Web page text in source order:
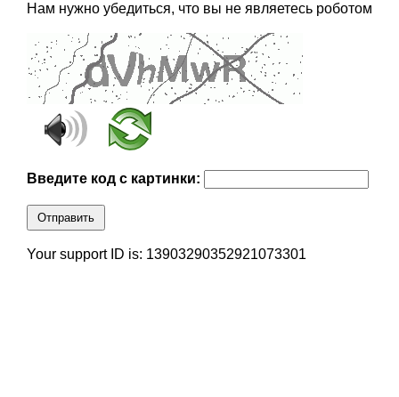
Нам нужно убедиться, что вы не являетесь роботом
Введите код с картинки:
Отправить
Your support ID is: 13903290352921073301